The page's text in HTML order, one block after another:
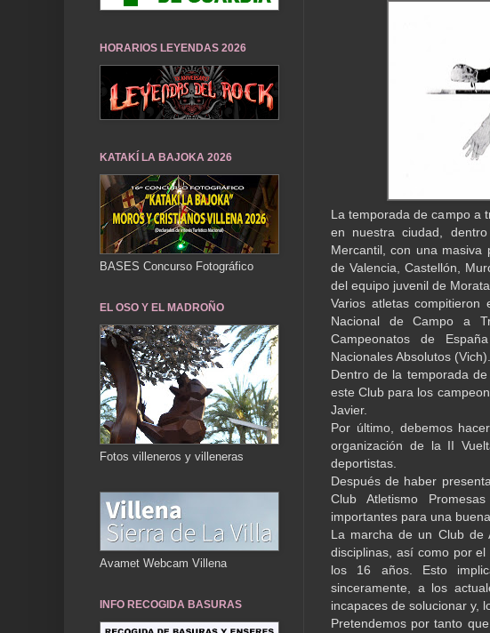
La temporada de campo a
en nuestra ciudad,
Mercantil, con una masiva
de Valencia, Castellón,
del equipo juvenil de
Varios atletas
Nacional de Campo a
Campeonatos de
Nacionales Absolutos (Vich).
Dentro de la temporada
este Club para los
Javier.
Por último, debemos
organización de la II
deportistas.
Después de haber
Club Atletismo
importantes para una
La marcha de un Club de
disciplinas, así como por
los 16 años. Esto
sinceramente, a los
incapaces de solucionar y,
Pretendemos por tanto
HORARIOS LEYENDAS 2026
KATAKÍ LA BAJOKA 2026
BASES Concurso Fotográfico
EL OSO Y EL MADROÑO
Fotos villeneros y villeneras
Avamet Webcam Villena
INFO RECOGIDA BASURAS